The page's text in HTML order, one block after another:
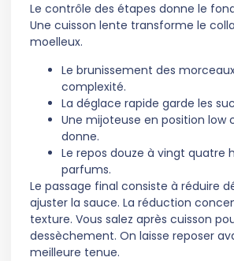
Le contrôle des étapes donne le
Une cuisson lente transforme le
moelleux.
Le brunissement des
complexité.
La déglace rapide garde les
Une mijoteuse en position low
donne.
Le repos douze à vingt quatre
parfums.
Le passage final consiste à réduire
ajuster la sauce. La réduction
texture. Vous salez après cuisson
dessèchement. On laisse reposer
meilleure tenue.